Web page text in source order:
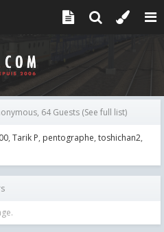
64 Guests (See full list)
Tarik P pentographe toshichan2